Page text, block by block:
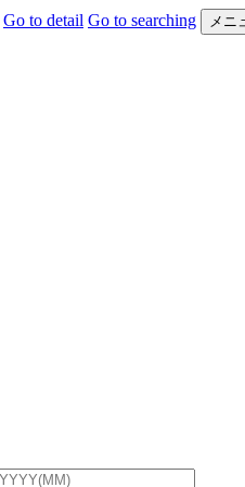
Go to detail Go to searching メニ